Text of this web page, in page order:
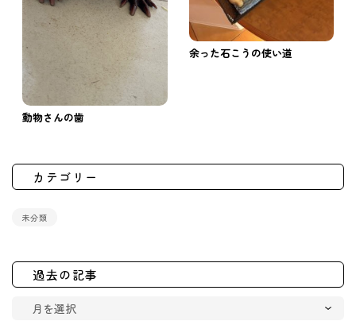
動物さんの歯
余った石こうの使い道
カテゴリー
未分類
過去の記事